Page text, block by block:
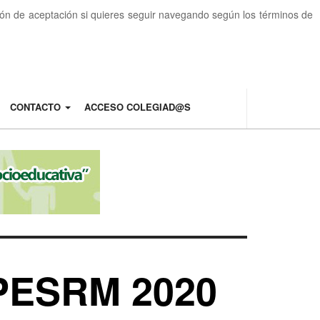
de aceptación si quieres seguir navegando según los términos de
CONTACTO ACCESO COLEGIAD@S
2020